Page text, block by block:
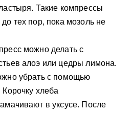
Такие компрессы
тех пор, пока мозоль не
можно делать с
алоэ или цедры лимона.
убрать с помощью
хлеба
в уксусе. После